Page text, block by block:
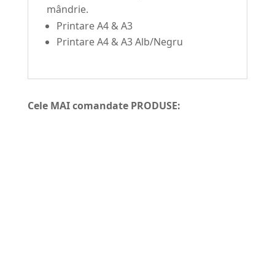
mândrie.
Printare A4 & A3
Printare A4 & A3 Alb/Negru
Cele MAI comandate PRODUSE: